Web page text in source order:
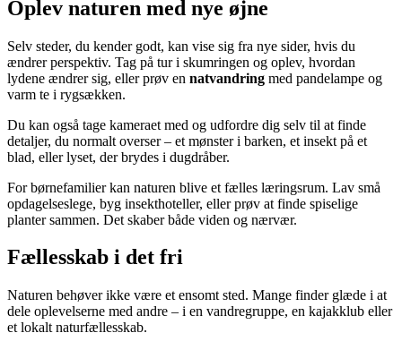
Oplev naturen med nye øjne
Selv steder, du kender godt, kan vise sig fra nye sider, hvis du
ændrer perspektiv. Tag på tur i skumringen og oplev, hvordan
lydene ændrer sig, eller prøv en natvandring med pandelampe og
varm te i rygsækken.
Du kan også tage kameraet med og udfordre dig selv til at finde
detaljer, du normalt overser – et mønster i barken, et insekt på et
blad, eller lyset, der brydes i dugdråber.
For børnefamilier kan naturen blive et fælles læringsrum. Lav små
opdagelseslege, byg insekthoteller, eller prøv at finde spiselige
planter sammen. Det skaber både viden og nærvær.
Fællesskab i det fri
Naturen behøver ikke være et ensomt sted. Mange finder glæde i at
dele oplevelserne med andre – i en vandregruppe, en kajakklub eller
et lokalt naturfællesskab.